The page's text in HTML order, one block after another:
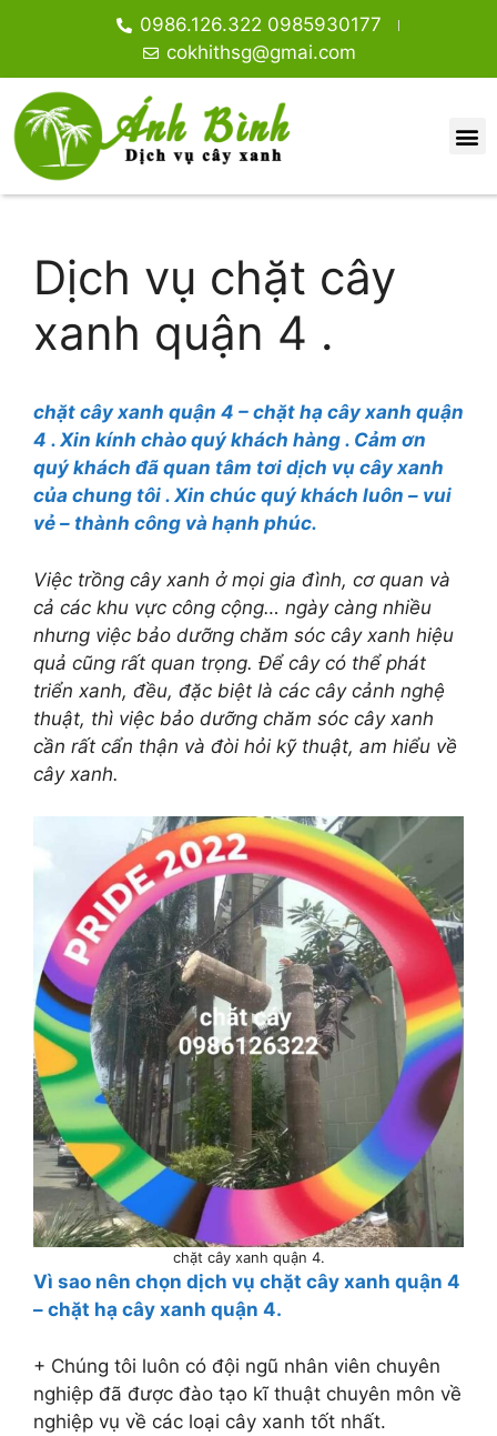
0986.126.322 0985930177
cokhithsg@gmai.com
Dịch vụ chặt cây
xanh quận 4 .
chặt cây xanh quận 4 – chặt hạ cây xanh quận
4 . Xin kính chào quý khách hàng . Cảm ơn
quý khách đã quan tâm tơi dịch vụ cây xanh
của chung tôi . Xin chúc quý khách luôn – vui
vẻ – thành công và hạnh phúc.
Việc trồng cây xanh ở mọi gia đình, cơ quan và
cả các khu vực công cộng… ngày càng nhiều
nhưng việc bảo dưỡng chăm sóc cây xanh hiệu
quả cũng rất quan trọng. Để cây có thể phát
triển xanh, đều, đặc biệt là các cây cảnh nghệ
thuật, thì việc bảo dưỡng chăm sóc cây xanh
cần rất cẩn thận và đòi hỏi kỹ thuật, am hiểu về
cây xanh.
chặt cây xanh quận 4.
Vì sao nên chọn dịch vụ chặt cây xanh quận 4
– chặt hạ cây xanh quận 4.
+ Chúng tôi luôn có đội ngũ nhân viên chuyên
nghiệp đã được đào tạo kĩ thuật chuyên môn về
nghiệp vụ về các loại cây xanh tốt nhất.